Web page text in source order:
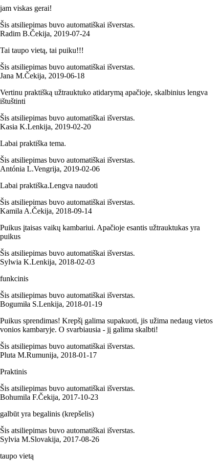
jam viskas gerai!
Šis atsiliepimas buvo automatiškai išverstas.
Radim B.Čekija, 2019‑07‑24
Tai taupo vietą, tai puiku!!!
Šis atsiliepimas buvo automatiškai išverstas.
Jana M.Čekija, 2019‑06‑18
Vertinu praktišką užtrauktuko atidarymą apačioje, skalbinius lengva
ištuštinti
Šis atsiliepimas buvo automatiškai išverstas.
Kasia K.Lenkija, 2019‑02‑20
Labai praktiška tema.
Šis atsiliepimas buvo automatiškai išverstas.
Antónia L.Vengrija, 2019‑02‑06
Labai praktiška.Lengva naudoti
Šis atsiliepimas buvo automatiškai išverstas.
Kamila A.Čekija, 2018‑09‑14
Puikus įtaisas vaikų kambariui. Apačioje esantis užtrauktukas yra
puikus
Šis atsiliepimas buvo automatiškai išverstas.
Sylwia K.Lenkija, 2018‑02‑03
funkcinis
Šis atsiliepimas buvo automatiškai išverstas.
Bogumiła S.Lenkija, 2018‑01‑19
Puikus sprendimas! Krepšį galima supakuoti, jis užima nedaug vietos
vonios kambaryje. O svarbiausia - jį galima skalbti!
Šis atsiliepimas buvo automatiškai išverstas.
Pluta M.Rumunija, 2018‑01‑17
Praktinis
Šis atsiliepimas buvo automatiškai išverstas.
Bohumila F.Čekija, 2017‑10‑23
galbūt yra begalinis (krepšelis)
Šis atsiliepimas buvo automatiškai išverstas.
Sylvia M.Slovakija, 2017‑08‑26
taupo vietą